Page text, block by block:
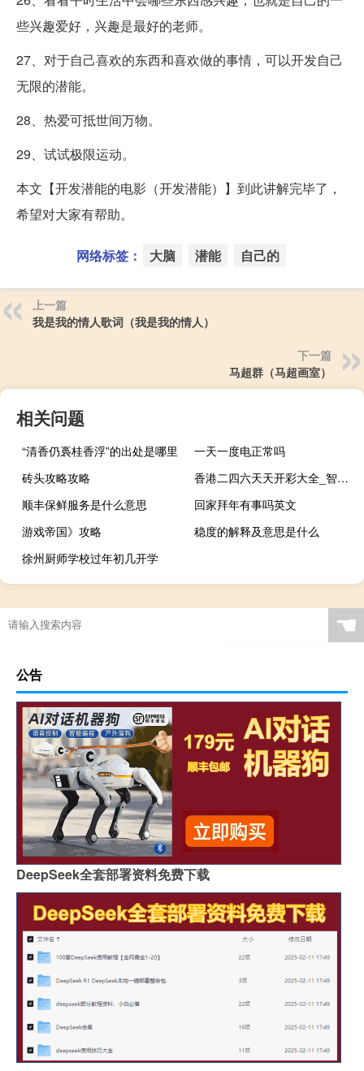
些兴趣爱好，兴趣是最好的老师。
27、对于自己喜欢的东西和喜欢做的事情，可以开发自己
无限的潜能。
28、热爱可抵世间万物。
29、试试极限运动。
本文【开发潜能的电影（开发潜能）】到此讲解完毕了，
希望对大家有帮助。
网络标签： 大脑 潜能 自己的
上一篇
我是我的情人歌词（我是我的情人）
下一篇
马超群（马超画室）
相关问题
“清香仍裛桂香浮”的出处是哪里
一天一度电正常吗
砖头攻略攻略
香港二四六天天开彩大全_智能AI深度解析_文心一言5G.223.309
顺丰保鲜服务是什么意思
回家拜年有事吗英文
游戏帝国》攻略
稳度的解释及意思是什么
徐州厨师学校过年初几开学
☚
公告
DeepSeek全套部署资料免费下载